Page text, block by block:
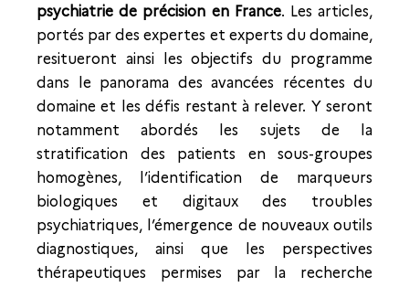
psychiatrie de précision en France. Les articles,
portés par des expertes et experts du domaine,
resitueront ainsi les objectifs du programme
dans le panorama des avancées récentes du
domaine et les défis restant à relever. Y seront
notamment abordés les sujets de la
stratification des patients en sous-groupes
homogènes, l’identification de marqueurs
biologiques et digitaux des troubles
psychiatriques, l’émergence de nouveaux outils
diagnostiques, ainsi que les perspectives
thérapeutiques permises par la recherche